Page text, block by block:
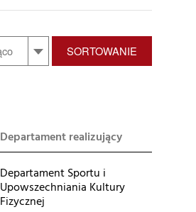
SORTOWANIE
Departament realizujący
Departament Sportu i
Upowszechniania Kultury
Fizycznej